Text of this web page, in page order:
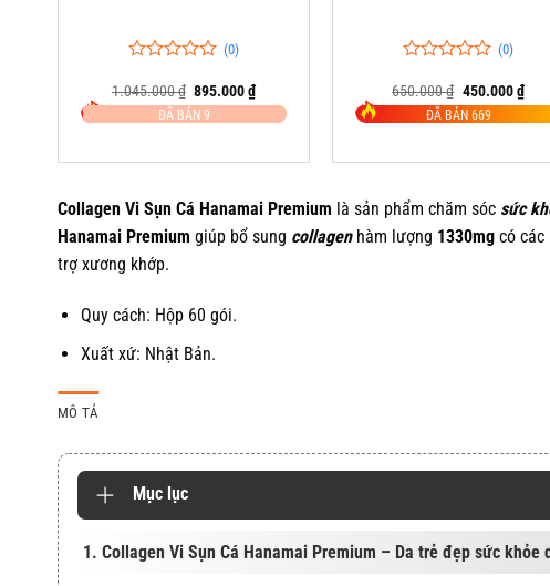
trên
5
đánh
(0)
1.045.000₫ Giá
gốc
là:
895.000₫Giá
hiện
tại
ĐÃ BÁN 9
trên
5
đánh
(0)
650.000₫ Giá
gốc
là:
450.000₫Giá
hiện
tại
ĐÃ BÁN 669
Collagen Vi Sụn Cá Hanamai Premium là sản phẩm chăm sóc sức
Hanamai Premium giúp bổ sung collagenhàm lượng 1330mg có các
trợ xương khớp.
Quy cách: Hộp 60 gói.
Xuất xứ: Nhật Bản.
MÔ TẢ
Mục lục
1. Collagen Vi Sụn Cá Hanamai Premium – Da trẻ đẹp sức khỏe